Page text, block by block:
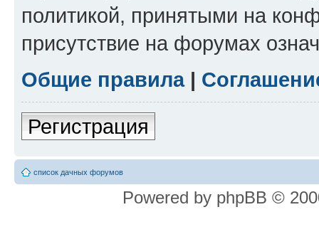
политикой, принятыми на
присутствие на форумах
Общие правила|
Регистрация
список дачных форумов
Powered by phpBB ©